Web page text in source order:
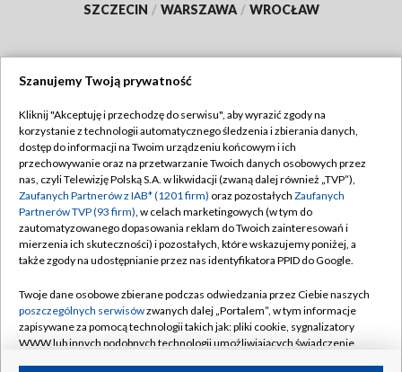
SZCZECIN / WARSZAWA / WROCŁAW
TVP
Abonament TVP
Emisja w TVP
Centrum informacji TVP
Naziemna Telewizja Cyfrowa
Rada Programowa
System NOS
Informacje o nadawcy
Regulamin TVP
Polityka prywatności
Moje zgody
Pomoc
Kontakt
Szanujemy Twoją prywatność
Kliknij "Akceptuję i przechodzę do serwisu", aby wyrazić zgody na
korzystanie z technologii automatycznego śledzenia i zbierania danych,
dostęp do informacji na Twoim urządzeniu końcowym i ich
przechowywanie oraz na przetwarzanie Twoich danych osobowych przez
nas, czyli Telewizję Polską S.A. w likwidacji (zwaną dalej również „TVP”),
Zaufanych Partnerów z IAB* (1201 firm) oraz pozostałych Zaufanych
Partnerów TVP (93 firm), w celach marketingowych (w tym do
zautomatyzowanego dopasowania reklam do Twoich zainteresowań i
mierzenia ich skuteczności) i pozostałych, które wskazujemy poniżej, a
także zgody na udostępnianie przez nas identyfikatora PPID do Google.
Twoje dane osobowe zbierane podczas odwiedzania przez Ciebie naszych
poszczególnych serwisówzwanych dalej „Portalem”, w tym informacje
zapisywane za pomocą technologii takich jak: pliki cookie, sygnalizatory
WWW lub innych podobnych technologii umożliwiających świadczenie